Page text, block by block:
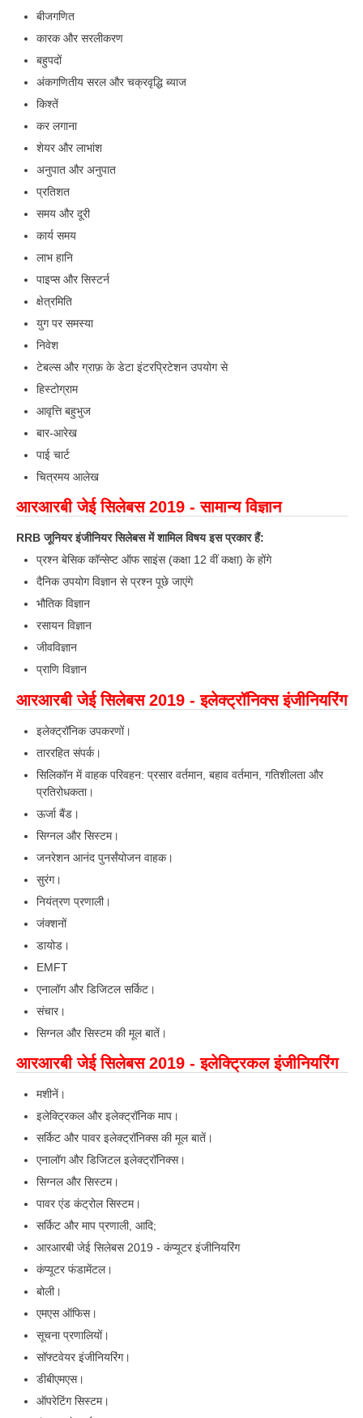
Psychological Tests
RRB NTPC
RRB NTPC PDF Notes
RRB NTPC Notification 2025
RRB NTPC (CBT-1) Exam
RRB NTPC (CBT-2) Exam
RRB NTPC Syllabus
RRB NTPC Eligibility
RRB NTPC रेल्वे भर्ती बोर्ड
JE
RRB जूनियर इंजीनियर
RRB Junior Engineer Papers
Group-D
Group-D Exam Paper
रेलवे ग्रुप -डी परीक्षा
PAPERS
RRB NTPC (Tier-2) Papers
RRB ALP Exam Papers
ALP Psychological Tests
Mock Test for Junior Engineers
RRB Online Exams Sample Test
PARAMEDICAL
PARAMEDICAL PDF Study Notes
PARAMEDICAL Syllabus
PARAMEDICAL Apply Online
हिंदी
RRB एनटीपीसी - NTPC
RRB लोको पायलट - ALP
RRB रेलवे ग्रुप-डी
RRB जूनियर इंजीनियर - JE
बीजगणित
कारक और सरलीकरण
बहुपदों
अंकगणितीय सरल और चक्रवृद्धि ब्याज
किश्तें
कर लगाना
शेयर और लाभांश
अनुपात और अनुपात
प्रतिशत
समय और दूरी
कार्य समय
लाभ हानि
पाइप्स और सिस्टर्न
क्षेत्रमिति
युग पर समस्या
निवेश
टेबल्स और ग्राफ़ के डेटा इंटरप्रिटेशन उपयोग से
हिस्टोग्राम
आवृत्ति बहुभुज
बार-आरेख
पाई चार्ट
चित्रमय आलेख
आरआरबी जेई सिलेबस 2019 - सामान्य विज्ञान
RRB जूनियर इंजीनियर सिलेबस में शामिल विषय इस प्रकार हैं:
प्रश्न बेसिक कॉन्सेप्ट ऑफ साइंस (कक्षा 12 वीं कक्षा) के होंगे
दैनिक उपयोग विज्ञान से प्रश्न पूछे जाएंगे
भौतिक विज्ञान
रसायन विज्ञान
जीवविज्ञान
प्राणि विज्ञान
आरआरबी जेई सिलेबस 2019 - इलेक्ट्रॉनिक्स इंजीनियरिंग
इलेक्ट्रॉनिक उपकरणों।
ताररहित संपर्क।
सिलिकॉन में वाहक परिवहन: प्रसार वर्तमान, बहाव वर्तमान, गतिशीलता और
प्रतिरोधकता।
ऊर्जा बैंड।
सिग्नल और सिस्टम।
जनरेशन आनंद पुनर्संयोजन वाहक।
सुरंग।
नियंत्रण प्रणाली।
जंक्शनों
डायोड।
EMFT
एनालॉग और डिजिटल सर्किट।
संचार।
सिग्नल और सिस्टम की मूल बातें।
आरआरबी जेई सिलेबस 2019 - इलेक्ट्रिकल इंजीनियरिंग
मशीनें।
इलेक्ट्रिकल और इलेक्ट्रॉनिक माप।
सर्किट और पावर इलेक्ट्रॉनिक्स की मूल बातें।
एनालॉग और डिजिटल इलेक्ट्रॉनिक्स।
सिग्नल और सिस्टम।
पावर एंड कंट्रोल सिस्टम।
सर्किट और माप प्रणाली, आदि;
आरआरबी जेई सिलेबस 2019 - कंप्यूटर इंजीनियरिंग
कंप्यूटर फंडामेंटल।
बोली।
एमएस ऑफिस।
सूचना प्रणालियों।
सॉफ्टवेयर इंजीनियरिंग।
डीबीएमएस।
ऑपरेटिंग सिस्टम।